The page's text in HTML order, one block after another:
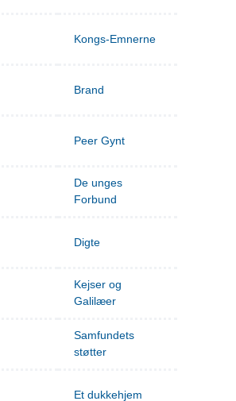
Kongs-Emnerne
Brand
Peer Gynt
De unges
Forbund
Digte
Kejser og
Galilæer
Samfundets
støtter
Et dukkehjem